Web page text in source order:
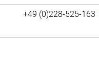
+49 (0)228-525-163